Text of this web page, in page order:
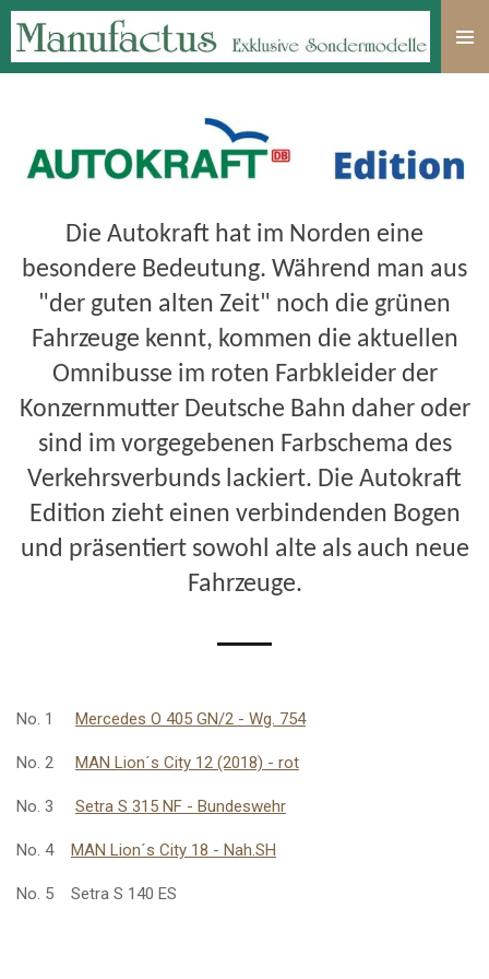
Zum
Hauptinhalt
springen
Die Autokraft hat im Norden eine
besondere Bedeutung. Während man aus
"der guten alten Zeit" noch die grünen
Fahrzeuge kennt, kommen die aktuellen
Omnibusse im roten Farbkleider der
Konzernmutter Deutsche Bahn daher oder
sind im vorgegebenen Farbschema des
Verkehrsverbunds lackiert. Die Autokraft
Edition zieht einen verbindenden Bogen
und präsentiert sowohl alte als auch neue
Fahrzeuge.
No. 1 Mercedes O 405 GN/2 - Wg. 754
No. 2 MAN Lion´s City 12 (2018) - rot
No. 3 Setra S 315 NF - Bundeswehr
No. 4 MAN Lion´s City 18 - Nah.SH
No. 5 Setra S 140 ES